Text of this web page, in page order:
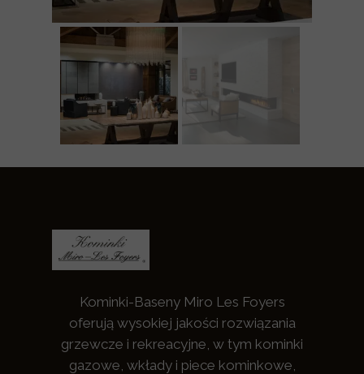
Kominki-Baseny Miro Les Foyers
oferują wysokiej jakości rozwiązania
grzewcze i rekreacyjne, w tym kominki
gazowe, wkłady i piece kominkowe,